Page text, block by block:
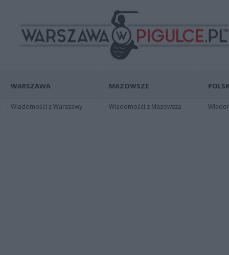
WARSZAWA
Wiadomości z Warszawy
MAZOWSZE
Wiadomości z Mazowsza